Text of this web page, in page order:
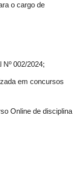
o cargo de
002/2024;
em concursos
Online de disciplina